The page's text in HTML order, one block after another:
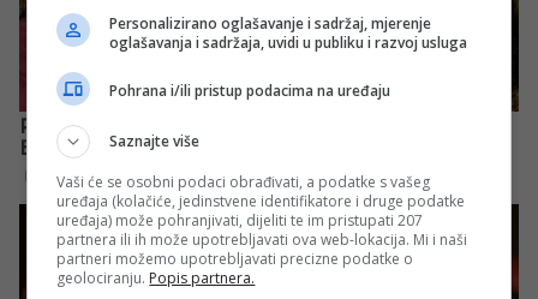
Personalizirano oglašavanje i sadržaj, mjerenje
oglašavanja i sadržaja, uvidi u publiku i razvoj usluga
Pohrana i/ili pristup podacima na uređaju
Saznajte više
Vaši će se osobni podaci obrađivati, a podatke s vašeg
uređaja (kolačiće, jedinstvene identifikatore i druge podatke
uređaja) može pohranjivati, dijeliti te im pristupati 207
partnera ili ih može upotrebljavati ova web-lokacija. Mi i naši
partneri možemo upotrebljavati precizne podatke o
geolociranju. Popis partnera.